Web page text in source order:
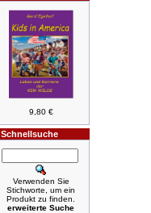
9,80 €
Schnellsuche
Verwenden Sie
Stichworte, um ein
Produkt zu finden.
erweiterte Suche